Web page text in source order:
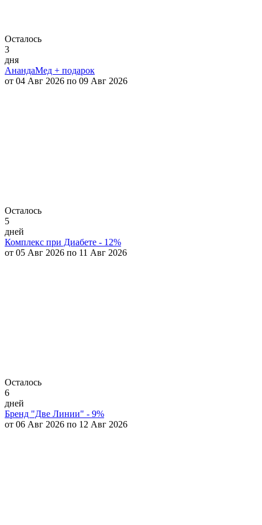
Осталось
3
дня
АнандаМед + подарок
от 04 Авг 2026 по 09 Авг 2026
Осталось
5
дней
Комплекс при Диабете - 12%
от 05 Авг 2026 по 11 Авг 2026
Осталось
6
дней
Бренд "Две Линии" - 9%
от 06 Авг 2026 по 12 Авг 2026